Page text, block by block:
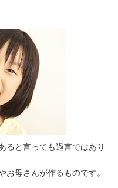
ると言っても過言ではあり
母さんが作るものです。